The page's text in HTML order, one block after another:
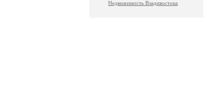
Недвижимость Владивостока